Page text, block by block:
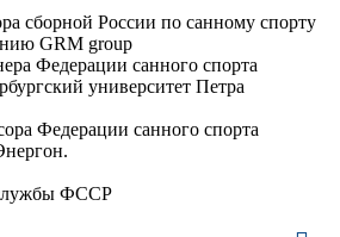
сборной России по санному спорту
GRM group
Федерации санного спорта
университет Петра
Федерации санного спорта
ФССР